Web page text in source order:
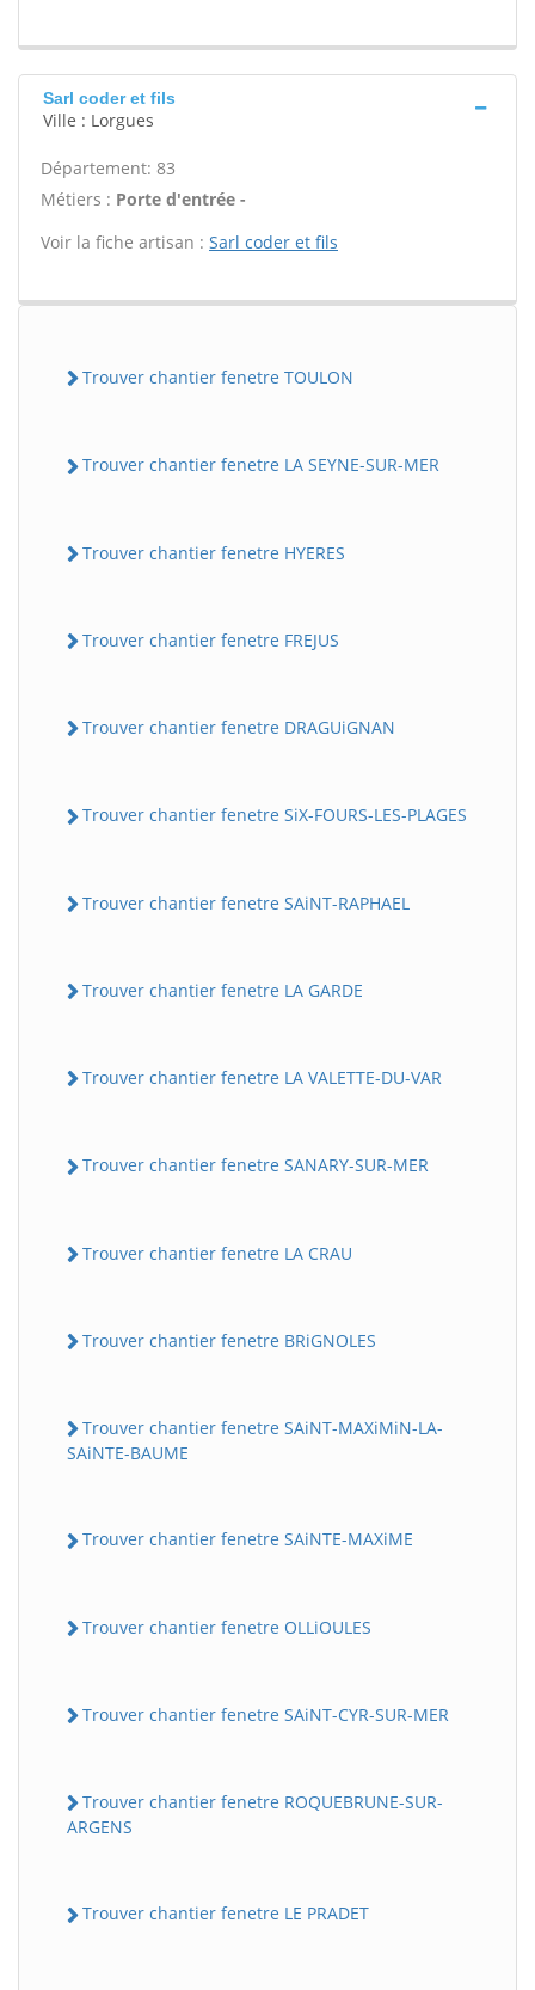
Sarl coder et fils
Ville : Lorgues
Département: 83
Métiers : Porte d'entrée -
Voir la fiche artisan : Sarl coder et fils
Trouver chantier fenetre TOULON
Trouver chantier fenetre LA SEYNE-SUR-MER
Trouver chantier fenetre HYERES
Trouver chantier fenetre FREJUS
Trouver chantier fenetre DRAGUiGNAN
Trouver chantier fenetre SiX-FOURS-LES-PLAGES
Trouver chantier fenetre SAiNT-RAPHAEL
Trouver chantier fenetre LA GARDE
Trouver chantier fenetre LA VALETTE-DU-VAR
Trouver chantier fenetre SANARY-SUR-MER
Trouver chantier fenetre LA CRAU
Trouver chantier fenetre BRiGNOLES
Trouver chantier fenetre SAiNT-MAXiMiN-LA-
SAiNTE-BAUME
Trouver chantier fenetre SAiNTE-MAXiME
Trouver chantier fenetre OLLiOULES
Trouver chantier fenetre SAiNT-CYR-SUR-MER
Trouver chantier fenetre ROQUEBRUNE-SUR-
ARGENS
Trouver chantier fenetre LE PRADET